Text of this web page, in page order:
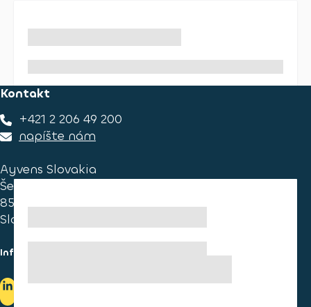
Kontakt
+421 2 206 49 200
napíšte nám
Ayvens Slovakia
Ševčenkova 34
851 01 Bratislava
Slovakia
Informace pro spotřebitele